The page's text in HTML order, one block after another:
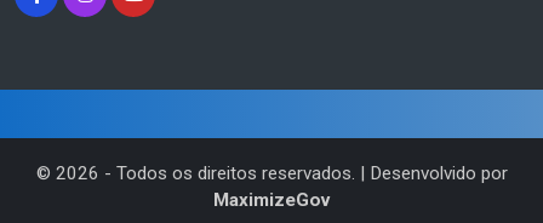
© 2026 - Todos os direitos reservados. | Desenvolvido por
MaximizeGov